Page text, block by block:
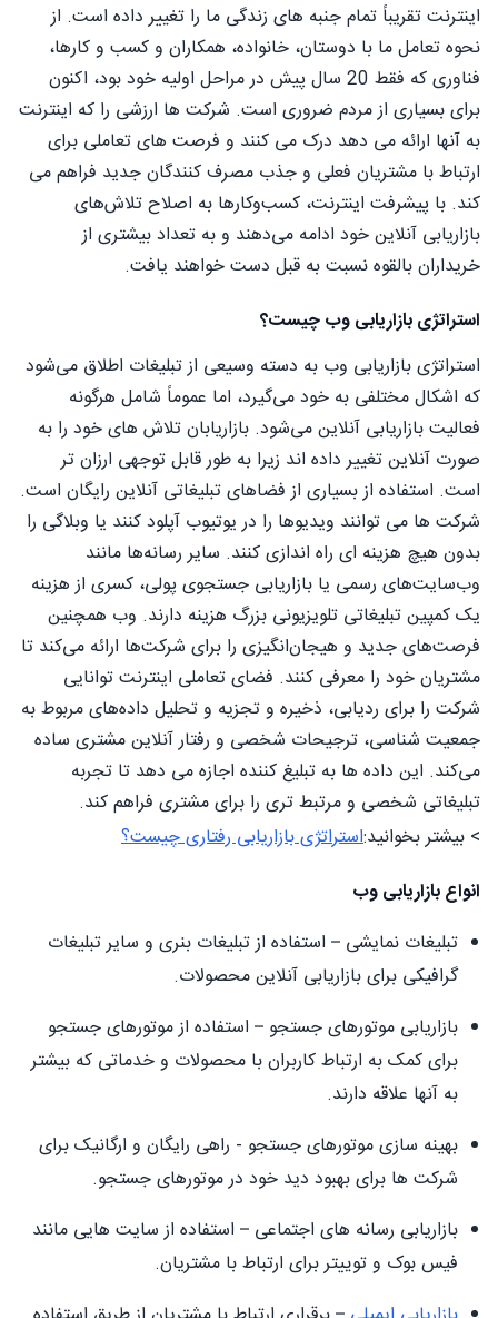
اینترنت تقریباً تمام جنبه های زندگی ما را تغییر داده است. از
نحوه تعامل ما با دوستان، خانواده، همکاران و کسب و کارها،
فناوری که فقط 20 سال پیش در مراحل اولیه خود بود، اکنون
برای بسیاری از مردم ضروری است. شرکت ها ارزشی را که اینترنت
به آنها ارائه می دهد درک می کنند و فرصت های تعاملی برای
ارتباط با مشتریان فعلی و جذب مصرف کنندگان جدید فراهم می
کند. با پیشرفت اینترنت، کسب‌وکارها به اصلاح تلاش‌های
بازاریابی آنلاین خود ادامه می‌دهند و به تعداد بیشتری از
خریداران بالقوه نسبت به قبل دست خواهند یافت.
استراتژی بازاریابی وب چیست؟
استراتژی بازاریابی وب به دسته وسیعی از تبلیغات اطلاق می‌شود
که اشکال مختلفی به خود می‌گیرد، اما عموماً شامل هرگونه
فعالیت بازاریابی آنلاین می‌شود. بازاریابان تلاش های خود را به
صورت آنلاین تغییر داده اند زیرا به طور قابل توجهی ارزان تر
است. استفاده از بسیاری از فضاهای تبلیغاتی آنلاین رایگان است.
شرکت ها می توانند ویدیوها را در یوتیوب آپلود کنند یا وبلاگی را
بدون هیچ هزینه ای راه اندازی کنند. سایر رسانه‌ها مانند
وب‌سایت‌های رسمی یا بازاریابی جستجوی پولی، کسری از هزینه
یک کمپین تبلیغاتی تلویزیونی بزرگ هزینه دارند. وب همچنین
فرصت‌های جدید و هیجان‌انگیزی را برای شرکت‌ها ارائه می‌کند تا
مشتریان خود را معرفی کنند. فضای تعاملی اینترنت توانایی
شرکت را برای ردیابی، ذخیره و تجزیه و تحلیل داده‌های مربوط به
جمعیت شناسی، ترجیحات شخصی و رفتار آنلاین مشتری ساده
می‌کند. این داده ها به تبلیغ کننده اجازه می دهد تا تجربه
تبلیغاتی شخصی و مرتبط تری را برای مشتری فراهم کند.
> بیشتر بخوانید:استراتژی بازاریابی رفتاری چیست؟
انواع بازاریابی وب
تبلیغات نمایشی – استفاده از تبلیغات بنری و سایر تبلیغات
گرافیکی برای بازاریابی آنلاین محصولات.
بازاریابی موتورهای جستجو – استفاده از موتورهای جستجو
برای کمک به ارتباط کاربران با محصولات و خدماتی که بیشتر
به آنها علاقه دارند.
بهینه سازی موتورهای جستجو - راهی رایگان و ارگانیک برای
شرکت ها برای بهبود دید خود در موتورهای جستجو.
بازاریابی رسانه های اجتماعی – استفاده از سایت هایی مانند
فیس بوک و توییتر برای ارتباط با مشتریان.